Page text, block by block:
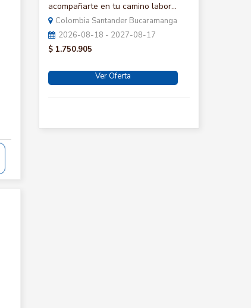
acompañarte en tu camino labor...
Colombia Santander Bucaramanga
2026-08-18 - 2027-08-17
$ 1.750.905
Ver Oferta